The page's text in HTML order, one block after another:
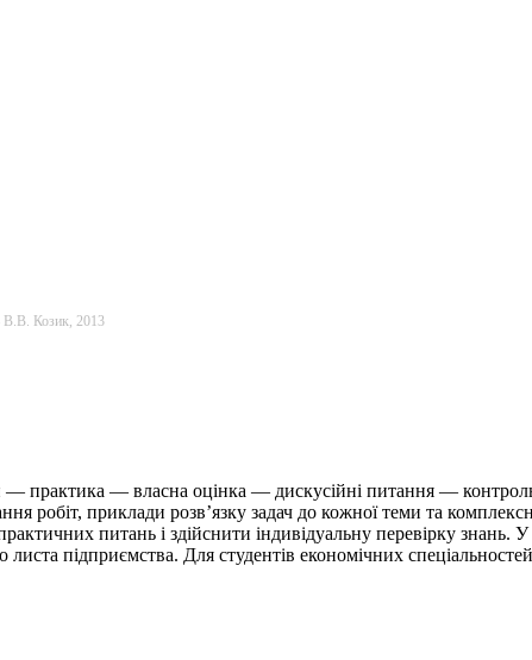
В.В. Козик, 2013
— практика — власна оцінка — дискусійні питання —
робіт, приклади розв’язку задач до кожної теми та
питань і здійснити індивідуальну перевірку знань. У
листа підприємства. Для студентів економічних